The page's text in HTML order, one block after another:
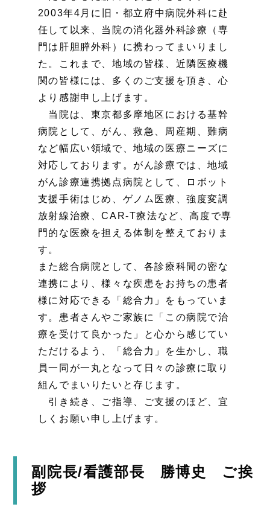
2003年4月に旧・都立府中病院外科に赴
任して以来、当院の消化器外科診療（専
門は肝胆膵外科）に携わってまいりまし
た。これまで、地域の皆様、近隣医療機
関の皆様には、多くのご支援を頂き、心
より感謝申し上げます。
当院は、東京都多摩地区における基幹
病院として、がん、救急、周産期、難病
など幅広い領域で、地域の医療ニーズに
対応しております。がん診療では、地域
がん診療連携拠点病院として、ロボット
支援手術はじめ、ゲノム医療、強度変調
放射線治療、CAR-T療法など、高度で専
門的な医療を担える体制を整えておりま
す。
また総合病院として、各診療科間の密な
連携により、様々な疾患をお持ちの患者
様に対応できる「総合力」をもっていま
す。患者さんやご家族に「この病院で治
療を受けて良かった」と心から感じてい
ただけるよう、「総合力」を生かし、職
員一同が一丸となって日々の診療に取り
組んでまいりたいと存じます。
引き続き、ご指導、ご支援のほど、宜
しくお願い申し上げます。
副院長/看護部長 勝博史 ご挨
拶